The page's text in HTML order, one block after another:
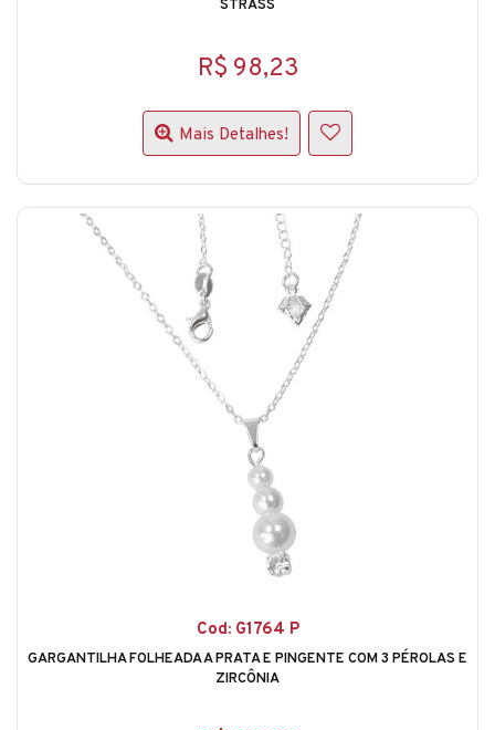
STRASS
R$ 98,23
Mais Detalhes!
Cod: G1764 P
GARGANTILHA FOLHEADA A PRATA E PINGENTE COM 3 PÉROLAS E
ZIRCÔNIA